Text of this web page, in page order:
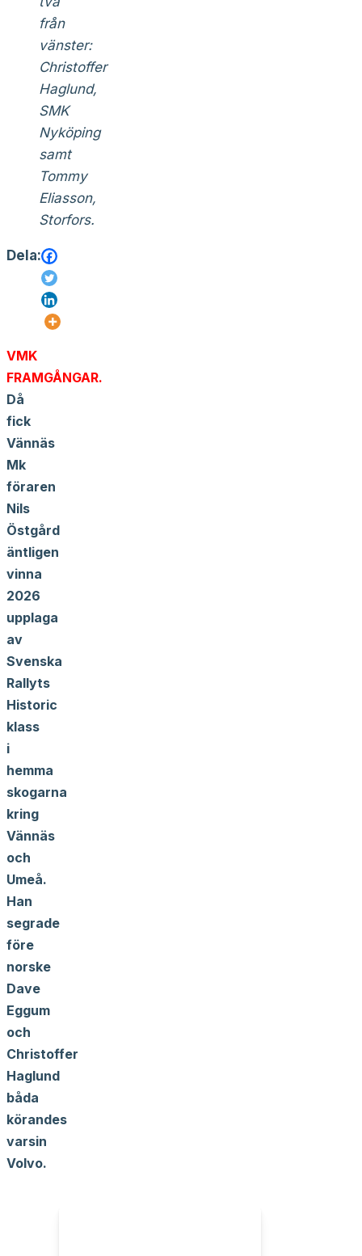
från
vänster:
Christoffer
Haglund,
SMK
Nyköping
samt
Tommy
Eliasson,
Storfors.
Dela:
VMK
FRAMGÅNGAR.
Då
fick
Vännäs
Mk
föraren
Nils
Östgård
äntligen
vinna
2026
upplaga
av
Svenska
Rallyts
Historic
klass
i
hemma
skogarna
kring
Vännäs
och
Umeå.
Han
segrade
före
norske
Dave
Eggum
och
Christoffer
Haglund
båda
körandes
varsin
Volvo.